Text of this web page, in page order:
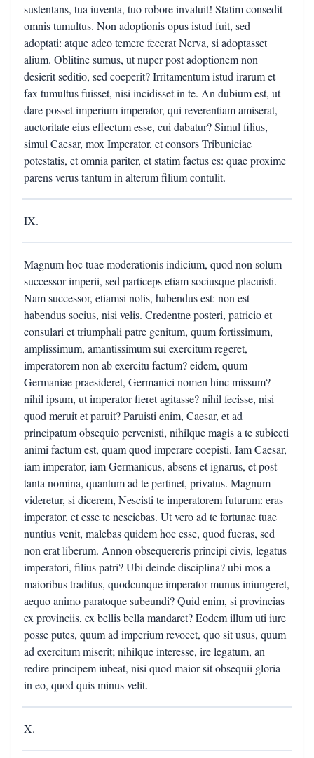
sustentans, tua iuventa, tuo robore invaluit! Statim consedit
omnis tumultus. Non adoptionis opus istud fuit, sed
adoptati: atque adeo temere fecerat Nerva, si adoptasset
alium. Oblitine sumus, ut nuper post adoptionem non
desierit seditio, sed coeperit? Irritamentum istud irarum et
fax tumultus fuisset, nisi incidisset in te. An dubium est, ut
dare posset imperium imperator, qui reverentiam amiserat,
auctoritate eius effectum esse, cui dabatur? Simul filius,
simul Caesar, mox Imperator, et consors Tribuniciae
potestatis, et omnia pariter, et statim factus es: quae proxime
parens verus tantum in alterum filium contulit.
IX.
Magnum hoc tuae moderationis indicium, quod non solum
successor imperii, sed particeps etiam sociusque placuisti.
Nam successor, etiamsi nolis, habendus est: non est
habendus socius, nisi velis. Credentne posteri, patricio et
consulari et triumphali patre genitum, quum fortissimum,
amplissimum, amantissimum sui exercitum regeret,
imperatorem non ab exercitu factum? eidem, quum
Germaniae praesideret, Germanici nomen hinc missum?
nihil ipsum, ut imperator fieret agitasse? nihil fecisse, nisi
quod meruit et paruit? Paruisti enim, Caesar, et ad
principatum obsequio pervenisti, nihilque magis a te subiecti
animi factum est, quam quod imperare coepisti. Iam Caesar,
iam imperator, iam Germanicus, absens et ignarus, et post
tanta nomina, quantum ad te pertinet, privatus. Magnum
videretur, si dicerem, Nescisti te imperatorem futurum: eras
imperator, et esse te nesciebas. Ut vero ad te fortunae tuae
nuntius venit, malebas quidem hoc esse, quod fueras, sed
non erat liberum. Annon obsequereris principi civis, legatus
imperatori, filius patri? Ubi deinde disciplina? ubi mos a
maioribus traditus, quodcunque imperator munus iniungeret,
aequo animo paratoque subeundi? Quid enim, si provincias
ex provinciis, ex bellis bella mandaret? Eodem illum uti iure
posse putes, quum ad imperium revocet, quo sit usus, quum
ad exercitum miserit; nihilque interesse, ire legatum, an
redire principem iubeat, nisi quod maior sit obsequii gloria
in eo, quod quis minus velit.
X.